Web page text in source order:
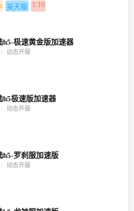
昊天服 1:10
h5-极速黄金版加速器
动态开服
h5极速版加速器
动态开服
h5-罗刹服加速版
动态开服